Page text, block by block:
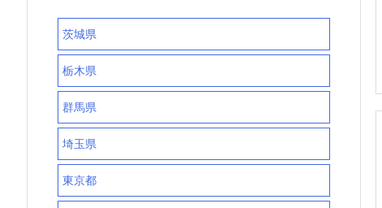
茨城県
栃木県
群馬県
埼玉県
東京都